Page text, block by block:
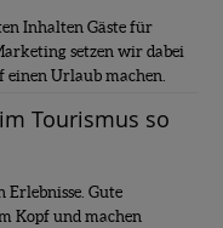
Inhalten Gäste für
setzen wir dabei
Urlaub machen.
Tourismus so
Erlebnisse. Gute
Kopf und machen